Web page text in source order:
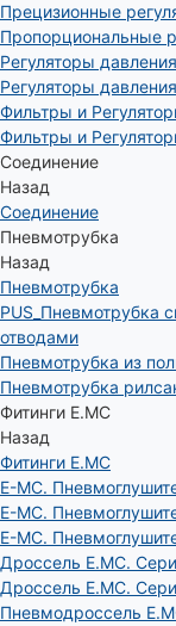
Прецизионные
Пропорциональные
Регуляторы
Регуляторы
Фильтры и
Фильтры и
Соединение
Назад
Соединение
Пневмотрубка
Назад
Пневмотрубка
PUS_Пневмотрубка
отводами
Пневмотрубка из
Пневмотрубка
Фитинги E.MC
Назад
Фитинги E.MC
E-MC.
E-MC.
E-MC.
Дроссель E.MC.
Дроссель E.MC.
Пневмодроссель